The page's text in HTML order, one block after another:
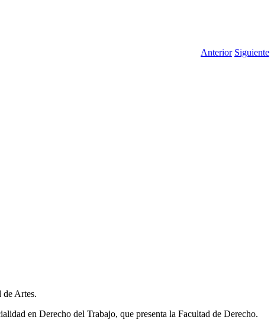
Anterior Siguiente
de Artes.
en Derecho del Trabajo, que presenta la Facultad de Derecho.